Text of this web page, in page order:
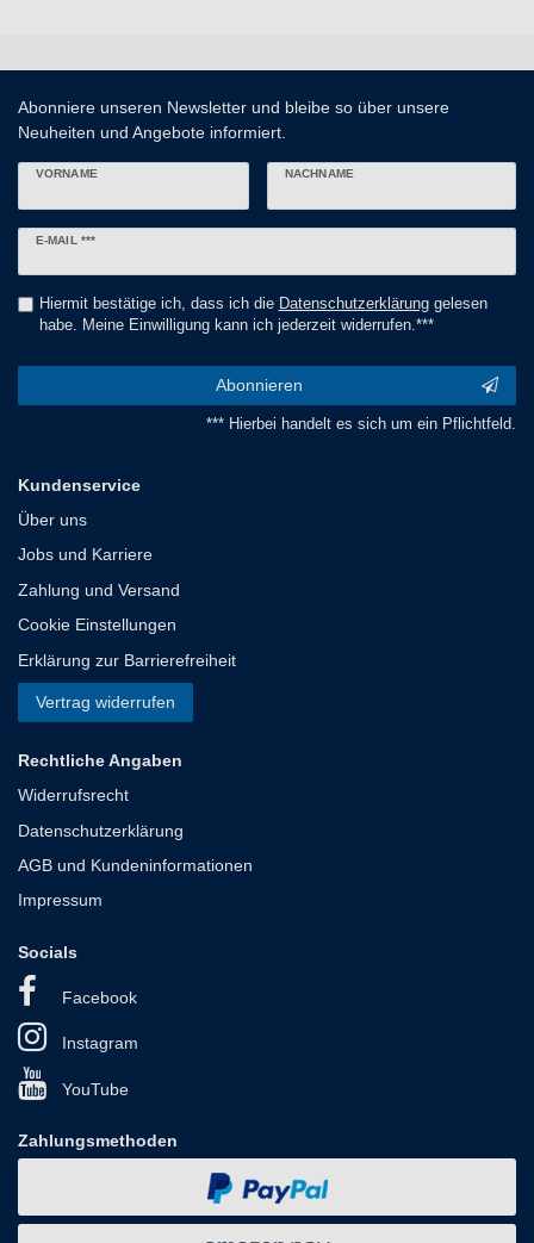
Abonniere unseren Newsletter und bleibe so über unsere
Neuheiten und Angebote informiert.
VORNAME NACHNAME
E-MAIL ***
Newsletter
Hiermit bestätige ich, dass ich die Daten­schutz­erklärunggelesen
habe. Meine Einwilligung kann ich jederzeit widerrufen.***
Abonnieren
*** Hierbei handelt es sich um ein Pflichtfeld.
Kundenservice
Über uns
Jobs und Karriere
Zahlung und Versand
Cookie Einstellungen
Erklärung zur Barrierefreiheit
Vertrag widerrufen
Rechtliche Angaben
Widerrufsrecht
Datenschutzerklärung
AGB und Kundeninformationen
Impressum
Socials
Facebook
Instagram
YouTube
Zahlungsmethoden